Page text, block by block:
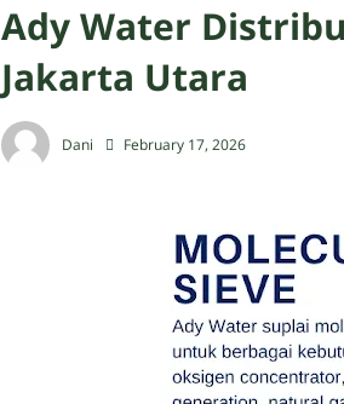
Ady Water
Jakarta Utara
Dani February 17, 2026